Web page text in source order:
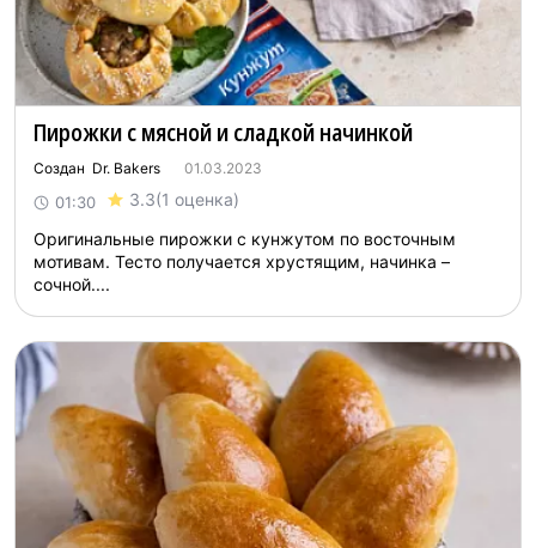
Пирожки с мясной и сладкой начинкой
Создан Dr. Bakers 01.03.2023
01:30 3.3(1 оценка)
Оригинальные пирожки с кунжутом по восточным
мотивам. Тесто получается хрустящим, начинка –
сочной....